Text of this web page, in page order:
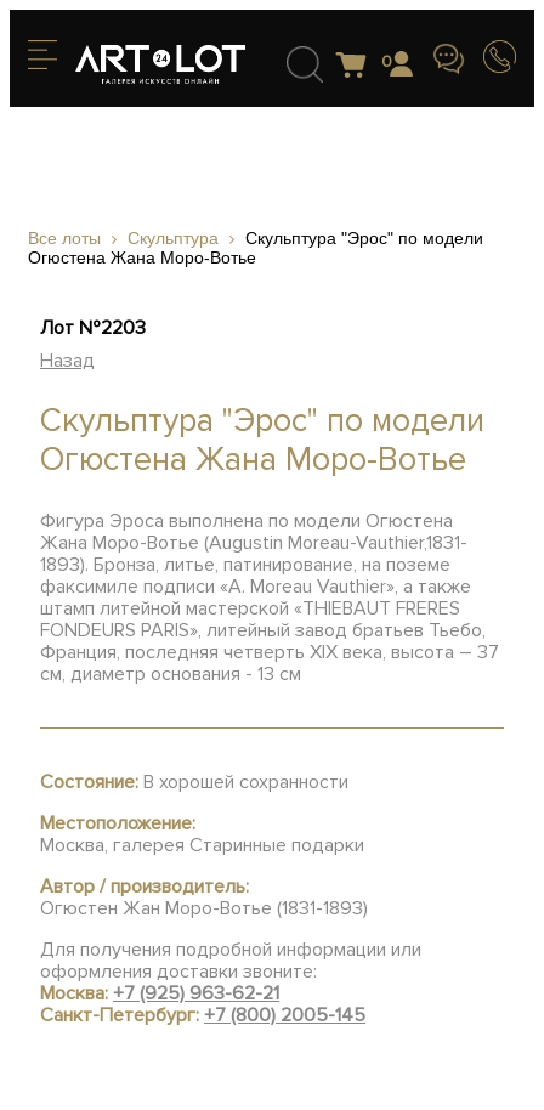
0
Все лоты Скульптура
Скульптура "Эрос" по модели
Огюстена Жана Моро-Вотье
Лот №2203
Назад
Скульптура "Эрос" по модели
Огюстена Жана Моро-Вотье
Фигура Эроса выполнена по модели Огюстена
Жана Моро-Вотье (Augustin Moreau-Vauthier,1831-
1893). Бронза, литье, патинирование, на поземе
факсимиле подписи «A. Moreau Vauthier», а также
штамп литейной мастерской «THIEBAUT FRERES
FONDEURS PARIS», литейный завод братьев Тьебо,
Франция, последняя четверть XIX века, высота – 37
см, диаметр основания - 13 см
Состояние: В хорошей сохранности
Местоположение:
Москва, галерея Старинные подарки
Автор / производитель:
Огюстен Жан Моро-Вотье (1831-1893)
Для получения подробной информации или
оформления доставки звоните:
Москва:+7 (925) 963-62-21
Санкт-Петербург:+7 (800) 2005-145